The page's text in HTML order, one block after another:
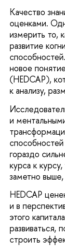
Качество
оценками.
измерить то,
развитие
новое
(HEDCAP),
к анализу,
и
гораздо
курса к
заметно
HEDCAP
и в
этого
развиваться,
строить